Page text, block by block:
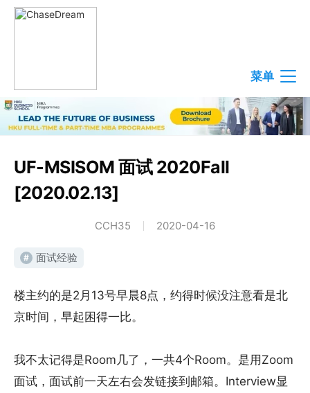
菜单
UF-MSISOM 面试 2020Fall
[2020.02.13]
CCH35 2020-04-16
# 面试经验
楼主约的是2月13号早晨8点，约得时候没注意看是北
京时间，早起困得一比。
我不太记得是Room几了，一共4个Room。是用Zoom
面试，面试前一天左右会发链接到邮箱。Interview显